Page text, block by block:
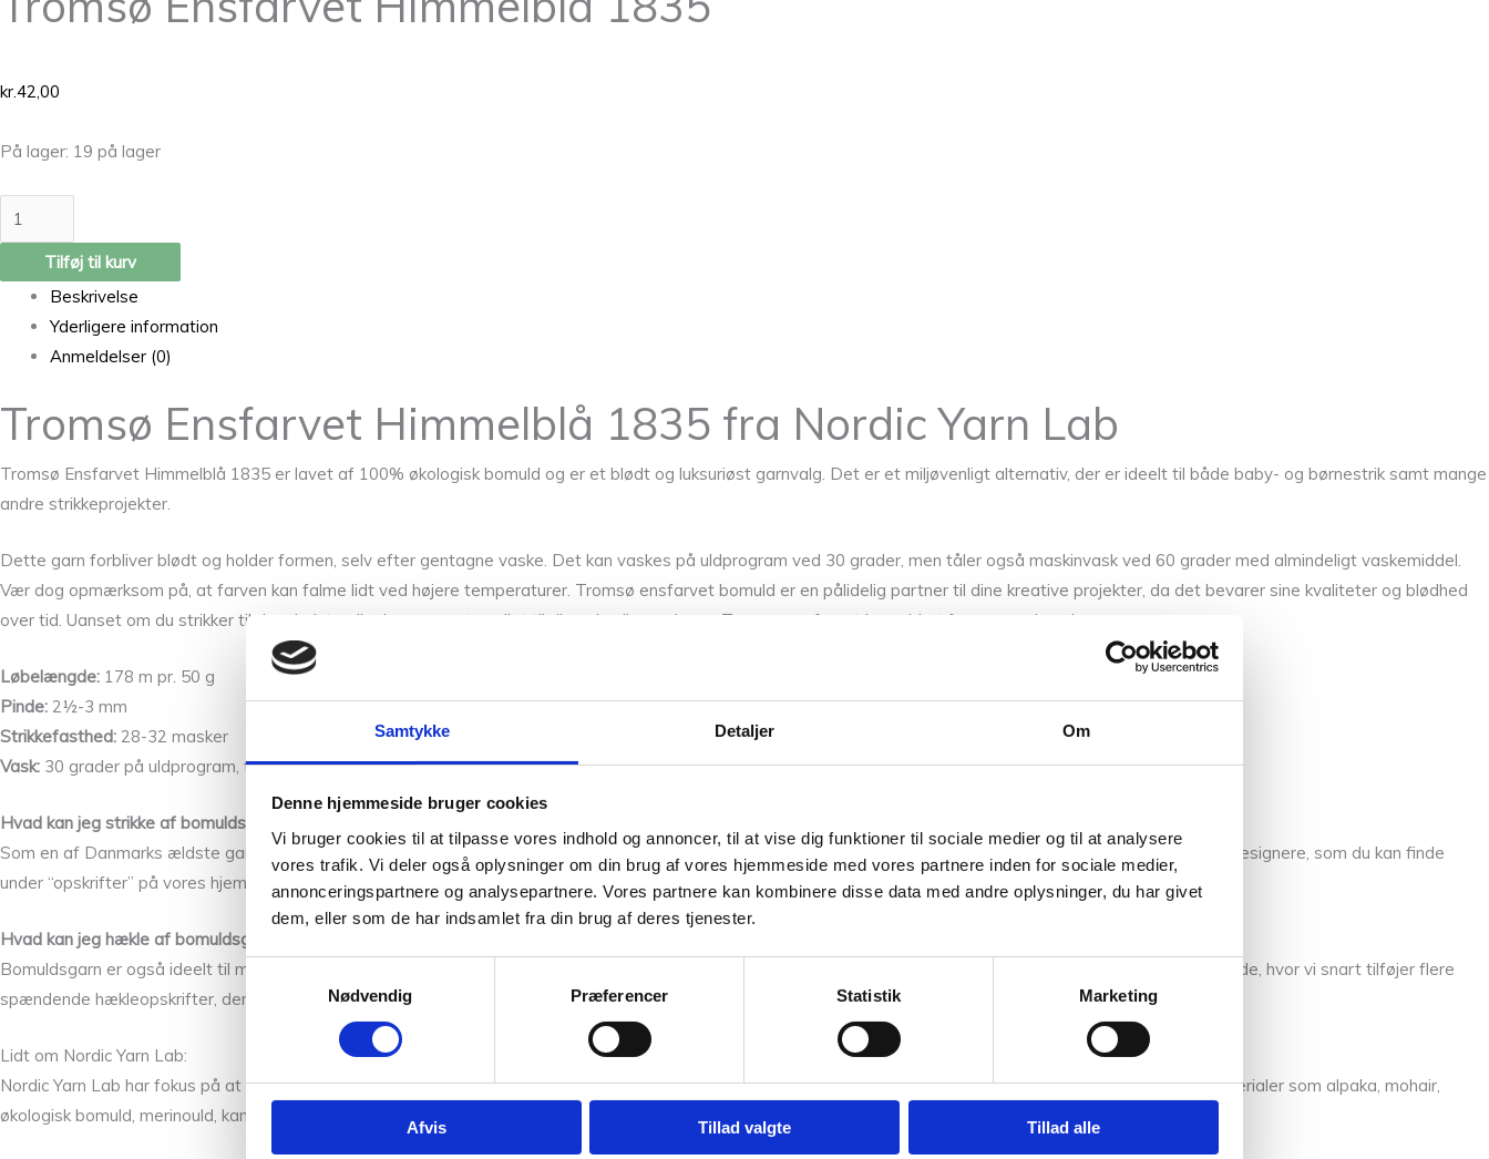
Samtykke Detaljer Om
Denne hjemmeside bruger cookies
Vi bruger cookies til at tilpasse vores indhold og annoncer, til at vise dig funktioner til sociale medier og til at analysere
vores trafik. Vi deler også oplysninger om din brug af vores hjemmeside med vores partnere inden for sociale medier,
annonceringspartnere og analysepartnere. Vores partnere kan kombinere disse data med andre oplysninger, du har givet
dem, eller som de har indsamlet fra din brug af deres tjenester.
Samtykkevalg
Nødvendig
Præferencer Statistik Marketing
Afvis Tillad valgte Tillad alle
kr.42,00
På lager: 19 på lager
Tilføj til kurv
Beskrivelse
Yderligere information
Anmeldelser (0)
Tromsø Ensfarvet Himmelblå 1835 fra Nordic Yarn Lab
Tromsø Ensfarvet Himmelblå 1835 er lavet af 100% økologisk bomuld og er et blødt og luksuriøst garnvalg. Det er et miljøvenligt alternativ, der er ideelt til både baby- og børnestrik samt mange
andre strikkeprojekter.
Dette garn forbliver blødt og holder formen, selv efter gentagne vaske. Det kan vaskes på uldprogram ved 30 grader, men tåler også maskinvask ved 60 grader med almindeligt vaskemiddel.
Vær dog opmærksom på, at farven kan falme lidt ved højere temperaturer. Tromsø ensfarvet bomuld er en pålidelig partner til dine kreative projekter, da det bevarer sine kvaliteter og blødhed
over tid. Uanset om du strikker til de mindste eller laver noget særligt til dig selv eller andre, er Tromsø ensfarvet bomuld et fremragende valg.
Løbelængde: 178 m pr. 50 g
Pinde: 2½-3 mm
Strikkefasthed: 28-32 masker
Vask: 30 grader på uldprogram, tåler også vask ved 60 grader
Hvad kan jeg strikke af bomuldsgarn?
Som en af Danmarks ældste garnbutikker har vi et bredt udvalg af egne strikkeopskrifter, hvor bomuldsgarn kan bruges. Derudover fører vi opskrifter fra kendte designere, som du kan finde
under “opskrifter” på vores hjemmeside eller ved at besøge vores butik på Frederiksberg.
Hvad kan jeg hækle af bomuldsgarn?
Bomuldsgarn er også ideelt til mange hækleprojekter. Du kan finde opskrifter på alt fra grydelapper og punge til karklude og puder. Hold øje med vores opskriftsside, hvor vi snart tilføjer flere
spændende hækleopskrifter, der kan bruges sammen med vores bomuldsgarn.
Lidt om Nordic Yarn Lab:
Nordic Yarn Lab har fokus på at levere bæredygtigt garn af høj kvalitet, produceret med respekt for FN’s verdensmål. Vi tilbyder et bredt udvalg af rene naturmaterialer som alpaka, mohair,
økologisk bomuld, merinould, kameluld og meget mere.